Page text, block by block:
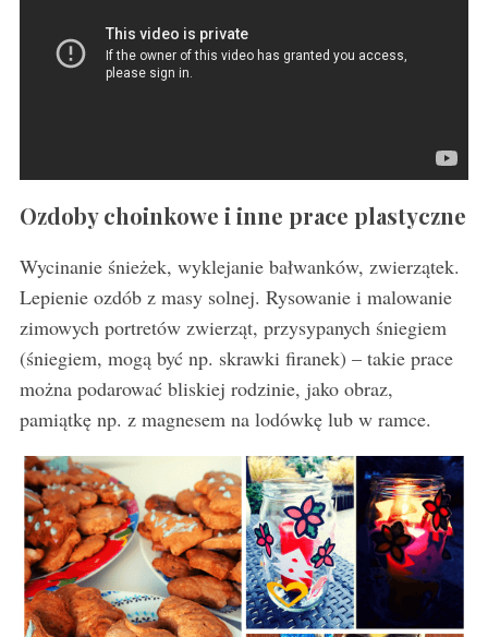
Ozdoby choinkowe i inne prace plastyczne
Wycinanie śnieżek, wyklejanie bałwanków, zwierzątek.
Lepienie ozdób z masy solnej. Rysowanie i malowanie
zimowych portretów zwierząt, przysypanych śniegiem
(śniegiem, mogą być np. skrawki firanek) – takie prace
można podarować bliskiej rodzinie, jako obraz,
pamiątkę np. z magnesem na lodówkę lub w ramce.